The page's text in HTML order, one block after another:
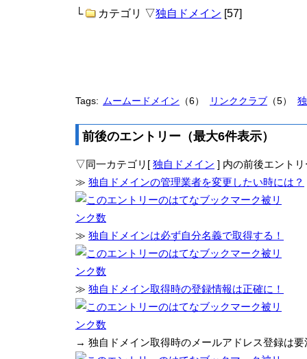
└ カテゴリ ▽独自ドメイン [57]
Tags: ムームードメイン （6） リンククラブ （5）
前後のエントリー（最大6件表示）
▽同一カテゴリ[ 独自ドメイン ] 内の前後エントリ
≫ 独自ドメインの管理業者を変更したい時には？
≫ 独自ドメインは必ず自分名義で取得する！
≫ 独自ドメイン取得時の登録情報は正確に！
→ 独自ドメイン取得時のメールアドレス登録は要